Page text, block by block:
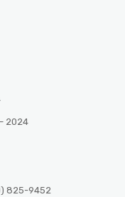
2024
825-9452